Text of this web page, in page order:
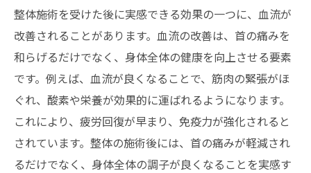
整体施術を受けた後に実感できる効果の一つに、血流が
改善されることがあります。血流の改善は、首の痛みを
和らげるだけでなく、身体全体の健康を向上させる要素
です。例えば、血流が良くなることで、筋肉の緊張がほ
ぐれ、酸素や栄養が効果的に運ばれるようになります。
これにより、疲労回復が早まり、免疫力が強化されると
されています。整体の施術後には、首の痛みが軽減され
るだけでなく、身体全体の調子が良くなることを実感す